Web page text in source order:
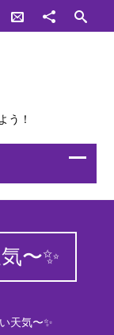
う！
〜✨
気〜✨